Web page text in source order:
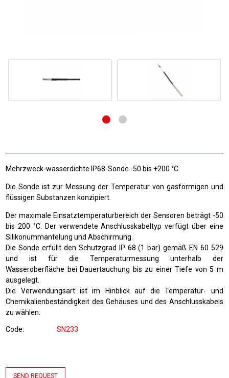
Mehrzweck-wasserdichte IP68-Sonde -50 bis +200 °C.
Die Sonde ist zur Messung der Temperatur von gasförmigen und
flüssigen Substanzen konzipiert.
Der maximale Einsatztemperaturbereich der Sensoren beträgt -50
bis 200 °C. Der verwendete Anschlusskabeltyp verfügt über eine
Silikonummantelung und Abschirmung.
Die Sonde erfüllt den Schutzgrad IP 68 (1 bar) gemäß EN 60 529
und ist für die Temperaturmessung unterhalb der
Wasseroberfläche bei Dauertauchung bis zu einer Tiefe von 5 m
ausgelegt.
Die Verwendungsart ist im Hinblick auf die Temperatur- und
Chemikalienbeständigkeit des Gehäuses und des Anschlusskabels
zu wählen.
Code SN233
SEND REQUEST